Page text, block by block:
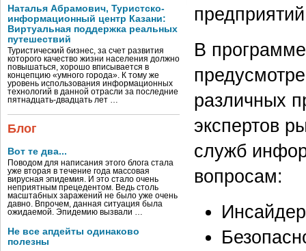
Наталья Абрамович, Туристско-
информационный центр Казани:
Виртуальная поддержка реальных
путешествий
Туристический бизнес, за счет развития
которого качество жизни населения должно
повышаться, хорошо вписывается в
концепцию «умного города». К тому же
уровень использования информационных
технологий в данной отрасли за последние
пятнадцать-двадцать лет …
Блог
Вот те два...
Поводом для написания этого блога стала
уже вторая в течение года массовая
вирусная эпидемия. И это стало очень
неприятным прецедентом. Ведь столь
масштабных заражений не было уже очень
давно. Впрочем, данная ситуация была
ожидаемой. Эпидемию вызвали …
Не все апдейты одинаково
полезны
В
различных
экспертов
служб
вопросам: